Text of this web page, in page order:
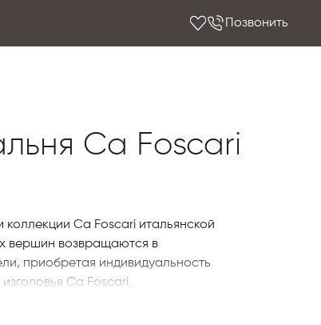
Позвонить
Ca Foscari
Ca Foscari итальянской
вершин возвращаются в
приобретая индивидуальность
Ca Foscari,